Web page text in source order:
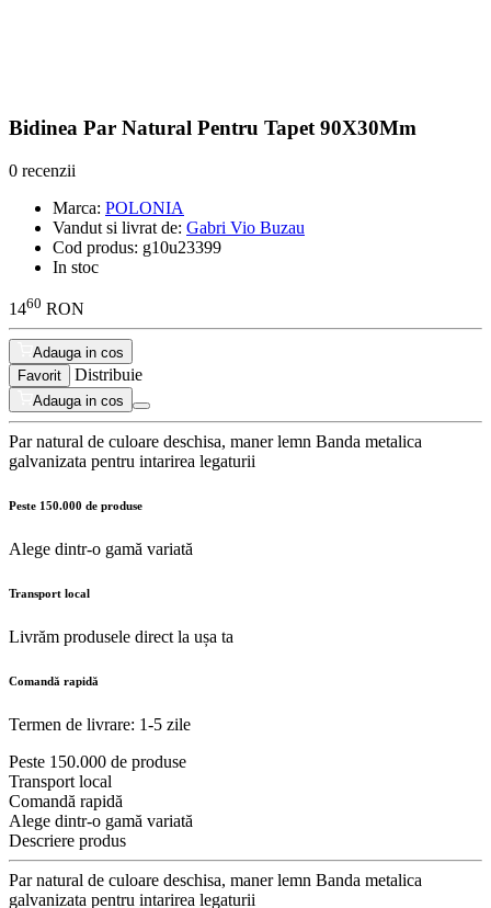
Bidinea Par Natural Pentru Tapet 90X30Mm
0 recenzii
Marca: POLONIA
Vandut si livrat de: Gabri Vio Buzau
Cod produs: g10u23399
In stoc
1460 RON
Adauga in cos
Favorit
Distribuie
Adauga in cos
Par natural de culoare deschisa, maner lemn Banda metalica
galvanizata pentru intarirea legaturii
Peste 150.000 de produse
Alege dintr-o gamă variată
Transport local
Livrăm produsele direct la ușa ta
Comandă rapidă
Termen de livrare: 1-5 zile
Peste 150.000 de produse
Transport local
Comandă rapidă
Alege dintr-o gamă variată
Descriere produs
Par natural de culoare deschisa, maner lemn Banda metalica
galvanizata pentru intarirea legaturii